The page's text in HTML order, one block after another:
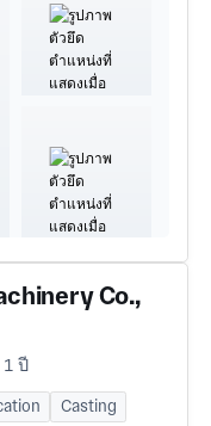
Co.,
1 ปี
Casting